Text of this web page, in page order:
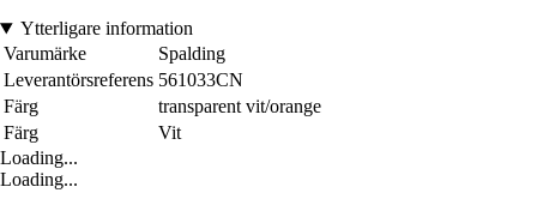
Ytterligare information
Varumärke
Spalding
Leverantörsreferens 561033CN
Färg
transparent vit/orange
Färg
Vit
Loading...
Loading...